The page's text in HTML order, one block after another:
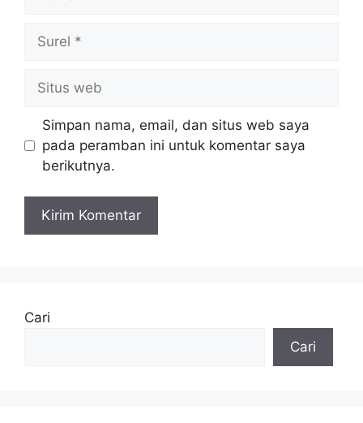
web
Simpan nama, email, dan situs web saya
pada peramban ini untuk komentar saya
berikutnya.
Cari
Cari